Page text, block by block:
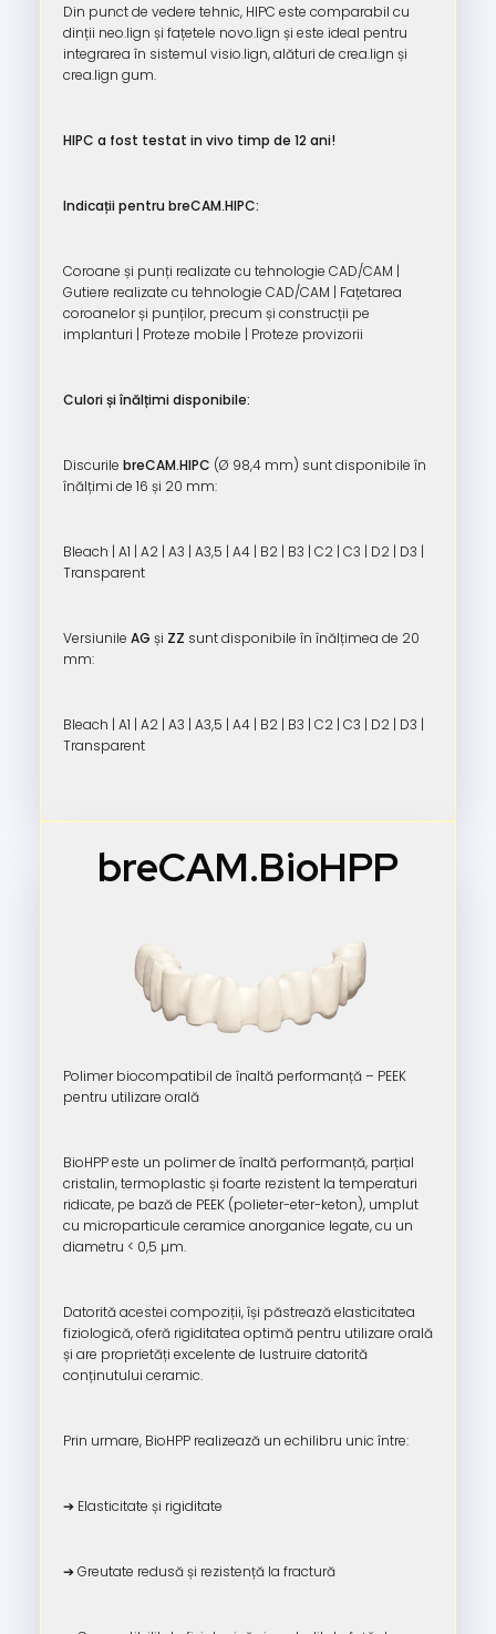
Din punct de vedere tehnic, HIPC este comparabil cu
dinții neo.lign și fațetele novo.lign și este ideal pentru
integrarea în sistemul visio.lign, alături de crea.lign și
crea.lign gum.
HIPC a fost testat in vivo timp de 12 ani!
Indicații pentru breCAM.HIPC:
Coroane și punți realizate cu tehnologie CAD/CAM |
Gutiere realizate cu tehnologie CAD/CAM | Fațetarea
coroanelor și punților, precum și construcții pe
implanturi | Proteze mobile | Proteze provizorii
Culori și înălțimi disponibile:
Discurile breCAM.HIPC (Ø 98,4 mm) sunt disponibile în
înălțimi de 16 și 20 mm:
Bleach | A1 | A2 | A3 | A3,5 | A4 | B2 | B3 | C2 | C3 | D2 | D3 |
Transparent
Versiunile AG și ZZ sunt disponibile în înălțimea de 20
mm:
Bleach | A1 | A2 | A3 | A3,5 | A4 | B2 | B3 | C2 | C3 | D2 | D3 |
Transparent
breCAM.BioHPP
Polimer biocompatibil de înaltă performanță – PEEK
pentru utilizare orală
BioHPP este un polimer de înaltă performanță, parțial
cristalin, termoplastic și foarte rezistent la temperaturi
ridicate, pe bază de PEEK (polieter-eter-keton), umplut
cu microparticule ceramice anorganice legate, cu un
diametru < 0,5 µm.
Datorită acestei compoziții, își păstrează elasticitatea
fiziologică, oferă rigiditatea optimă pentru utilizare orală
și are proprietăți excelente de lustruire datorită
conținutului ceramic.
Prin urmare, BioHPP realizează un echilibru unic între:
➔ Elasticitate și rigiditate
➔ Greutate redusă și rezistență la fractură